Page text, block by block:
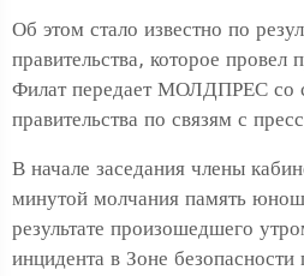
Об этом стало известно по
правительства, которое провел
Филат передает МОЛДПРЕС со
правительства по связям с
В начале заседания члены
минутой молчания память
результате произошедшего
инцидента в Зоне безопасности